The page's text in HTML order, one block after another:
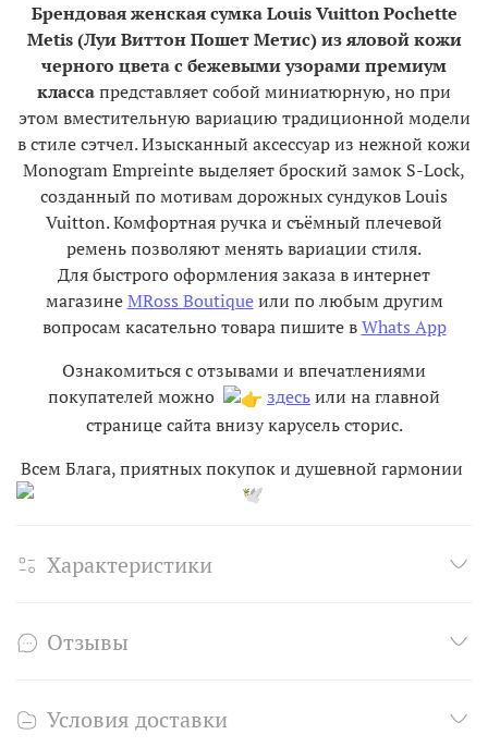
Брендовая женская сумка Louis Vuitton Pochette
Metis (Луи Виттон Пошет Метис) из яловой кожи
черного цвета с бежевыми узорами премиум
классапредставляет собой миниатюрную, но при
этом вместительную вариацию традиционной модели
в стиле сэтчел. Изысканный аксессуар из нежной кожи
Monogram Empreinte выделяет броский замок S-Lock,
созданный по мотивам дорожных сундуков Louis
Vuitton. Комфортная ручка и съёмный плечевой
ремень позволяют менять вариации стиля.
Для быстрого оформления заказа в интернет
магазинеMRoss Boutiqueили по любым другим
вопросам касательно товара пишите вWhats App
Ознакомиться с отзывами и впечатлениями
покупателей можно
здесьили на главной
странице сайта внизу карусель сторис.
Всем Блага, приятных покупок и душевной гармонии
Характеристики
Отзывы
Условия доставки